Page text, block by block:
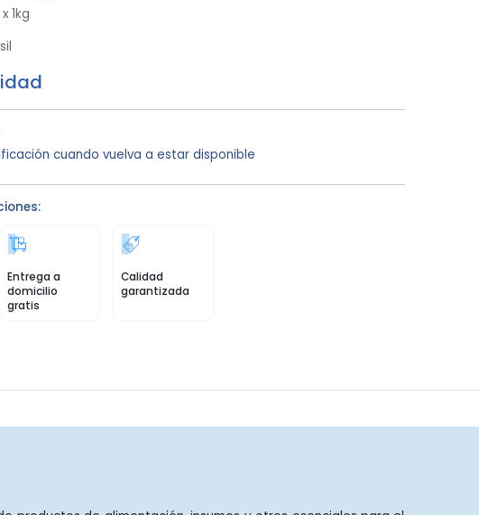
1kg
cuando vuelva a estar disponible
Entrega a
domicilio
gratis
Calidad
garantizada